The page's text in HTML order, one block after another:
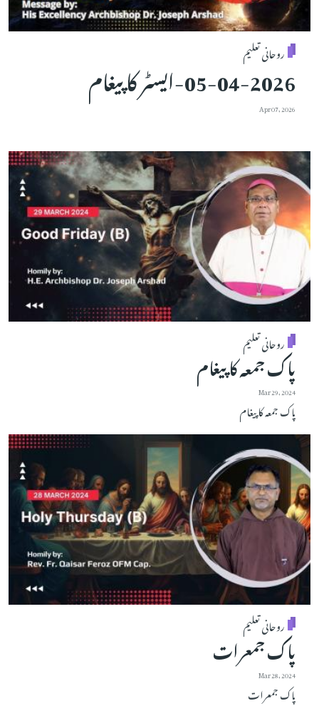
روحانی تعلیم
05-04-2026-ایسٹر کا پیغام
Apr 07, 2026
روحانی تعلیم
پاک جمعہ کا پیغام
Mar 29, 2024
پاک جمعہ کا پیغام
روحانی تعلیم
پاک جمعرات
Mar 28, 2024
پاک جمعرات